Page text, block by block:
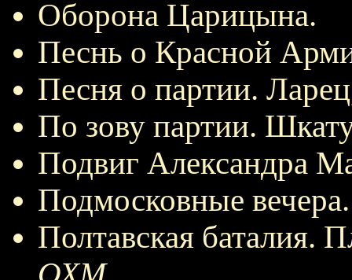
Оборона Царицына.
Песнь о Красной
Песня о партии.
По зову партии.
Подвиг Александра
Подмосковные вечера.
Полтавская баталия.